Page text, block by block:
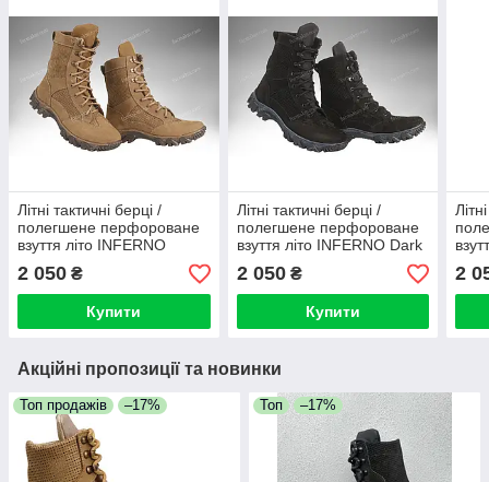
Літні тактичні берці /
полегшене перфороване
взуття літо INFERNO
Desert VENT (coyote)
2 050 ₴
Купити
Літні тактичні берці /
полегшене перфороване
взуття літо INFERNO Dark
VENT (black)
2 050₴
Купити
2
Акційні пропозиції та новинки
Топ продажів –17% Топ –17%